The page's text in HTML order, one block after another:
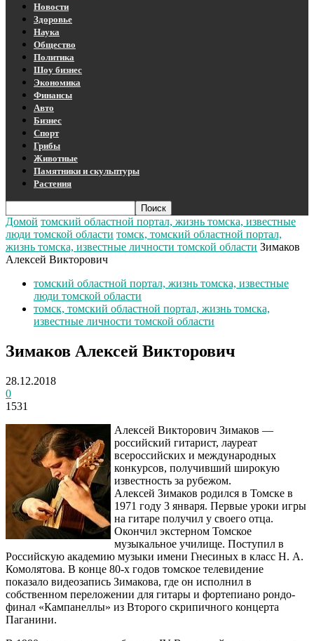
Новости
Здоровье
Наука
Общество
Политика
Шоу бизнес
Экономика
Финансы
Авто
Бизнес
Спорт
Грибы
Животные
Памятники и скульптуры
Растения
Домой томский областной портал, жизнь томска, известные
люди томской области томск, томский областной портал,
жизнь томска, известные личности томской области Зимаков
Алексей Викторович
томский областной портал, жизнь томска, известные
люди томской области
томск, томский областной портал, жизнь томска,
известные личности томской области
Зимаков Алексей Викторович
28.12.2018
0
1531
Алексей Викторович Зимаков —
российский гитарист, лауреат
всероссийских и международных
конкурсов, получивший широкую
известность за рубежом.
Алексей Зимаков родился в Томске в
1971 году 3 января. Первые уроки игры
на гитаре получил у своего отца.
Окончил экстерном Томское
музыкальное училище. Поступил в
Российскую академию музыки имени Гнесиных в класс Н. А.
Комолятова. В конце 80-х годов томское телевидение
показало видеозапись Зимакова, где он исполнил в
собственном переложении для гитары и фортепиано рондо-
финал «Кампанеллы» из Второго скрипичного концерта
Паганини.